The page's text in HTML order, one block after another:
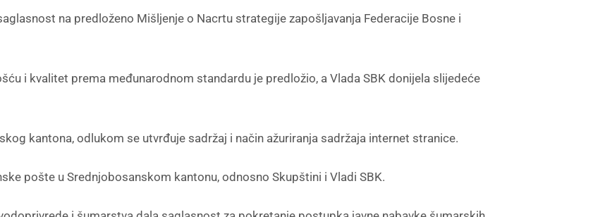
na predloženo Mišljenje o Nacrtu strategije zapošljavanja Federacije Bosne i
i kvalitet prema međunarodnom standardu je predložio, a Vlada SBK donijela slijedeće
kantona, odlukom se utvrđuje sadržaj i način ažuriranja sadržaja internet stranice.
u Srednjobosanskom kantonu, odnosno Skupštini i Vladi SBK.